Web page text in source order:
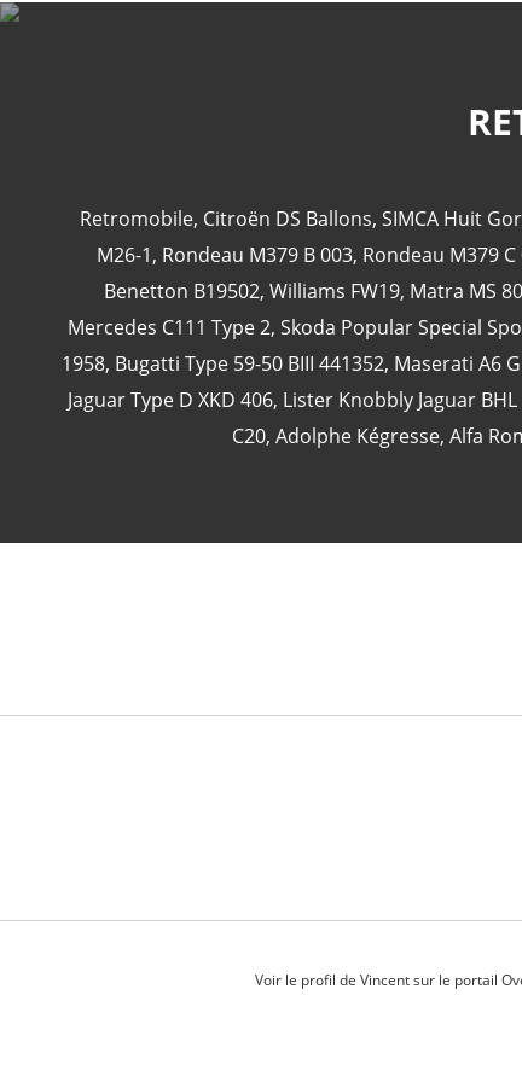
Retromobile, Citroën DS Ballons, SIMCA Huit
M26-1, Rondeau M379 B 003, Rondeau M379 C
Benetton B19502, Williams FW19, Matra MS
Mercedes C111 Type 2, Skoda Popular Special
1958, Bugatti Type 59-50 BIII 441352, Maserati A6
Jaguar Type D XKD 406, Lister Knobbly Jaguar BHL
C20, Adolphe Kégresse, Alfa
Voir le profil de Vincentsur le portail